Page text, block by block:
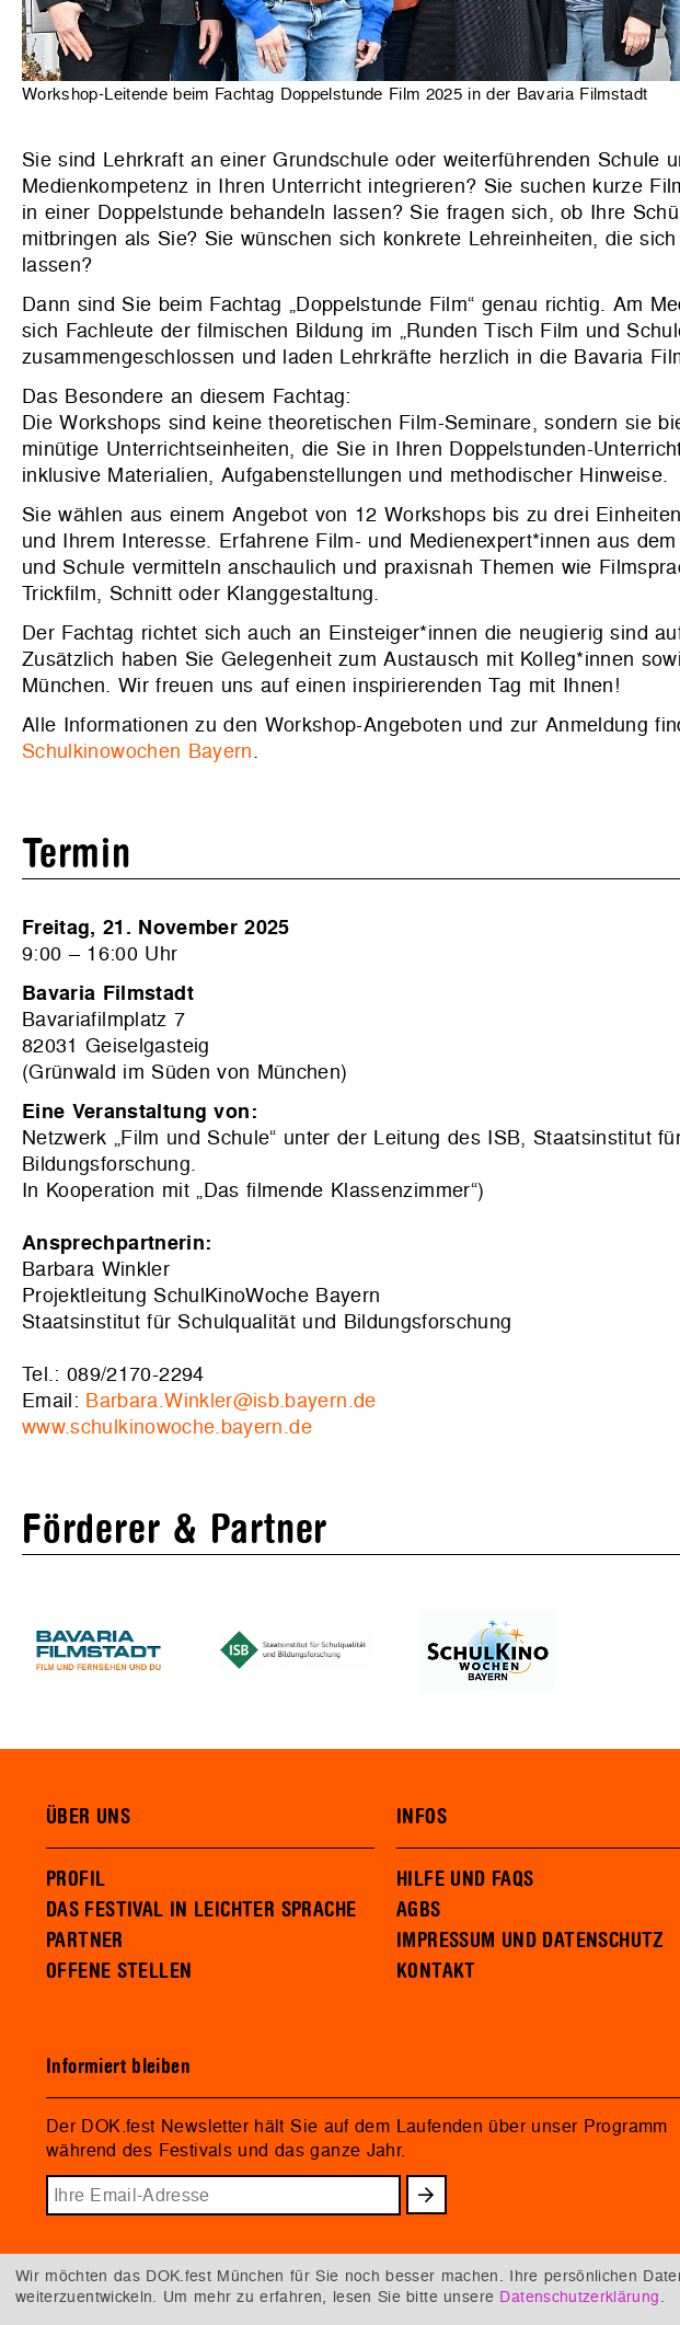
Workshop-Leitende beim Fachtag Doppelstunde Film 2025 in der Bavaria Filmstadt
Sie sind Lehrkraft an einer Grundschule oder weiterführenden Schule
Medienkompetenz in Ihren Unterricht integrieren? Sie suchen kurze
in einer Doppelstunde behandeln lassen? Sie fragen sich, ob Ihre
mitbringen als Sie? Sie wünschen sich konkrete Lehreinheiten, die
lassen?
Dann sind Sie beim Fachtag „Doppelstunde Film“ genau richtig. Am
sich Fachleute der filmischen Bildung im „Runden Tisch Film und
zusammengeschlossen und laden Lehrkräfte herzlich in die Bavaria
Das Besondere an diesem Fachtag:
Die Workshops sind keine theoretischen Film-Seminare, sondern sie
minütige Unterrichtseinheiten, die Sie in Ihren Doppelstunden-
inklusive Materialien, Aufgabenstellungen und methodischer Hinweise.
Sie wählen aus einem Angebot von 12 Workshops bis zu drei
und Ihrem Interesse. Erfahrene Film- und Medienexpert*innen aus
und Schule vermitteln anschaulich und praxisnah Themen wie
Trickfilm, Schnitt oder Klanggestaltung.
Der Fachtag richtet sich auch an Einsteiger*innen die neugierig sind
Zusätzlich haben Sie Gelegenheit zum Austausch mit Kolleg*innen
München. Wir freuen uns auf einen inspirierenden Tag mit Ihnen!
Alle Informationen zu den Workshop-Angeboten und zur Anmeldung
Schulkinowochen Bayern.
Termin
Freitag, 21. November 2025
9:00 – 16:00 Uhr
Bavaria Filmstadt
Bavariafilmplatz 7
82031 Geiselgasteig
(Grünwald im Süden von München)
Eine Veranstaltung von:
Netzwerk „Film und Schule“ unter der Leitung des ISB, Staatsinstitut
Bildungsforschung.
In Kooperation mit „Das filmende Klassenzimmer“)
Ansprechpartnerin:
Barbara Winkler
Projektleitung SchulKinoWoche Bayern
Staatsinstitut für Schulqualität und Bildungsforschung
Tel.: 089/2170-2294
Email: Barbara.Winkler@isb.bayern.de
www.schulkinowoche.bayern.de
Förderer & Partner
ÜBER UNS
PROFIL
DAS FESTIVAL IN LEICHTER SPRACHE
PARTNER
OFFENE STELLEN
INFOS
HILFE UND FAQS
AGBS
IMPRESSUM UND DATENSCHUTZ
KONTAKT
Informiert bleiben
Der DOK.fest Newsletter hält Sie auf dem Laufenden über unser Programm
während des Festivals und das ganze Jahr.
Wir möchten das DOK.fest München für Sie noch besser machen. Ihre persönlichen
weiterzuentwickeln. Um mehr zu erfahren, lesen Sie bitte unsere Datenschutzerklärung.